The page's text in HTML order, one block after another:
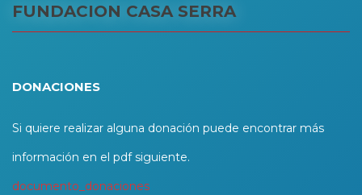
FUNDACION CASA SERRA
DONACIONES
Si quiere realizar alguna donación puede encontrar más
información en el pdf siguiente.
documento_donaciones